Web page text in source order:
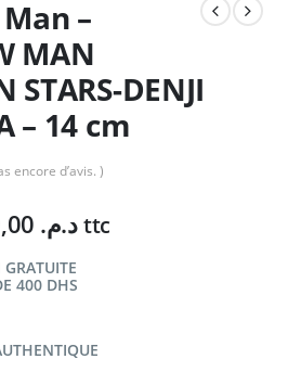
–
MAN
STARS-DENJI
– 14 cm
encore d’avis. )
:
د.م.Le
est :
ttc
400 DHS